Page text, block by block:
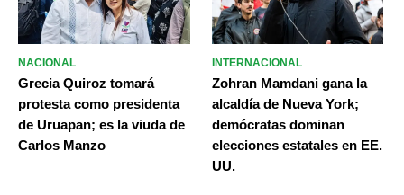
NACIONAL
Grecia Quiroz tomará
protesta como presidenta
de Uruapan; es la viuda de
Carlos Manzo
INTERNACIONAL
Zohran Mamdani gana la
alcaldía de Nueva York;
demócratas dominan
elecciones estatales en EE.
UU.